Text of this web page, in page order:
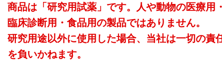
商品は「研究用試薬」です。人や動物の医療用
臨床診断用・食品用の製品ではありません。
研究用途以外に使用した場合、当社は一切の責
を負いかねます。